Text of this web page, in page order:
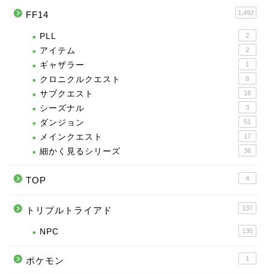
FF14 1,492
PLL 2
アイテム 2
ギャザラー 1
クロニクルクエスト 8
サブクエスト 16
シーズナル 3
ダンジョン 51
メインクエスト 17
細かく見るシリーズ 36
TOP 4
トリプルトライアド 137
NPC 135
ポケモン 1